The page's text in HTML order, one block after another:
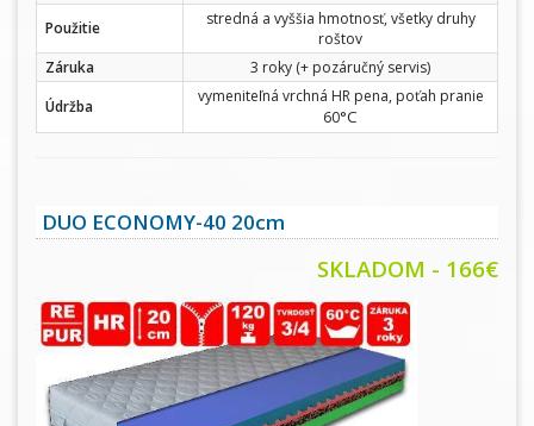
Použitie
stredná a vyššia hmotnosť, všetky druhy
roštov
Záruka
3 roky (+ pozáručný servis)
Údržba
vymeniteľná vrchná HR pena, poťah pranie
60°C
DUO ECONOMY-40 20cm
SKLADOM - 166€